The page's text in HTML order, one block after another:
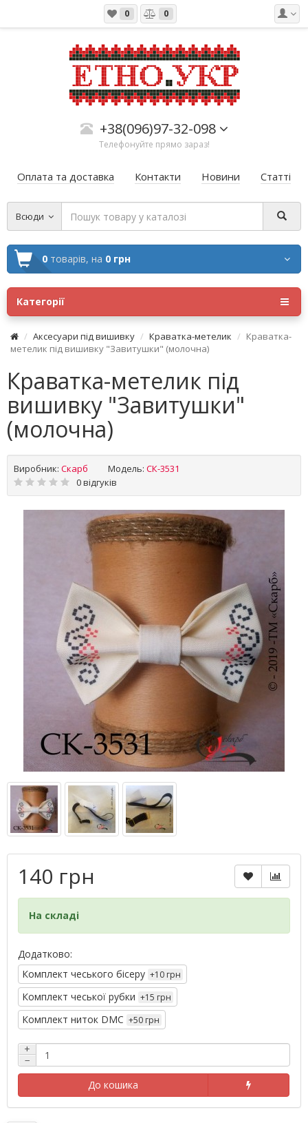
0 0
+38(096)97-32-098
Телефонуйте прямо зараз!
Оплата та доставка Контакти Новини Статті
Всюди
0 товарів, на 0 грн
Категорії
Аксесуари під вишивку Краватка-метелик
Краватка-
метелик під вишивку "Завитушки" (молочна)
Краватка-метелик під
вишивку "Завитушки"
(молочна)
Виробник: Скарб Модель: СК-3531
0 відгуків
140 грн
На складі
Додатково:
Комплект чеського бісеру +10 грн
Комплект чеської рубки +15 грн
Комплект ниток DMC +50 грн
+
−
До кошика